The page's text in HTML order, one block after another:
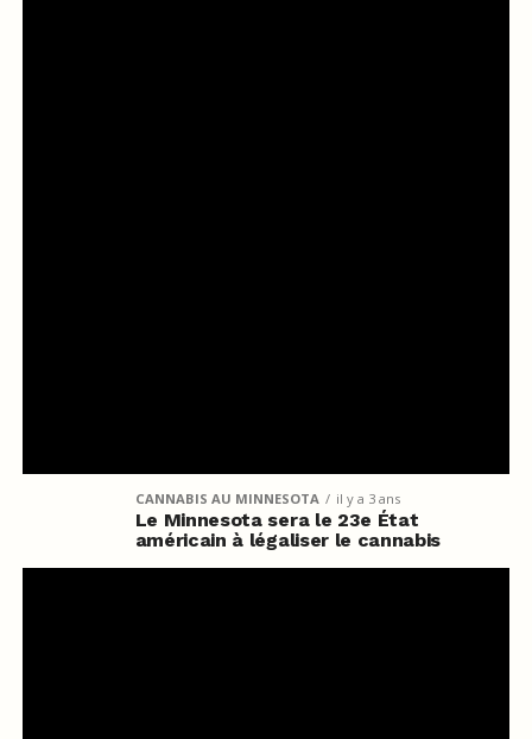
CANNABIS AU MINNESOTA il y a 3 ans
Le Minnesota sera le 23e État
américain à légaliser le cannabis